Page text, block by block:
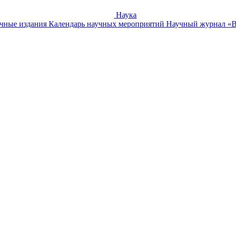
Наука
издания Календарь научных мероприятий Научный журнал